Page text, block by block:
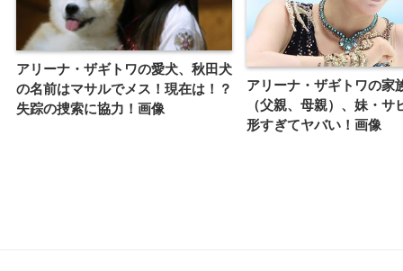
アリーナ・ザギトワの愛犬、秋田犬
の名前はマサルでメス！現在は！？
失踪の捜索に協力！画像
アリーナ・ザギトワの家
（父親、母親）、妹・サ
形すぎてヤバい！画像